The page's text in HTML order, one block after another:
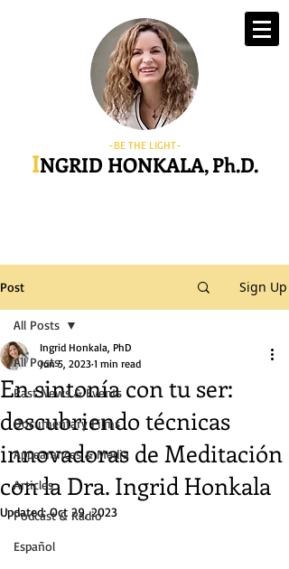
-BE THE LIGHT-
INGRID HONKALA, Ph.D.
Post Sign Up
All Posts
Past News & Events
Documentary Films
Appearances & Media
Articles
Podcast & Radio
Español
All Posts
En sintonía con tu ser:
descubriendo técnicas
innovadoras de Meditación
con la Dra. Ingrid Honkala
Ingrid Honkala, PhD
Jun 5, 2023 1 min read
Updated:Oct 29, 2023